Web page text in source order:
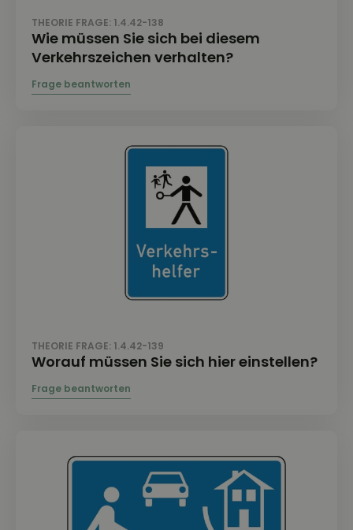
THEORIE FRAGE: 1.4.42-138
Wie müssen Sie sich bei diesem
Verkehrszeichen verhalten?
THEORIE FRAGE: 1.4.42-139
Worauf müssen Sie sich hier einstellen?